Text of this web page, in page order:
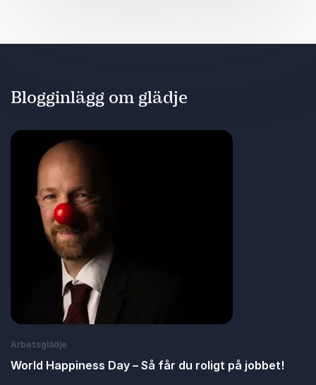
Blogginlägg om glädje
Arbetsglädje
World Happiness Day – Så får du roligt på jobbet!